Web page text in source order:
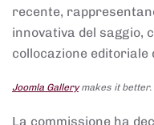
recente,
innovativa del saggio,
collocazione editoriale
Joomla Gallerymakes it better.
La commissione ha